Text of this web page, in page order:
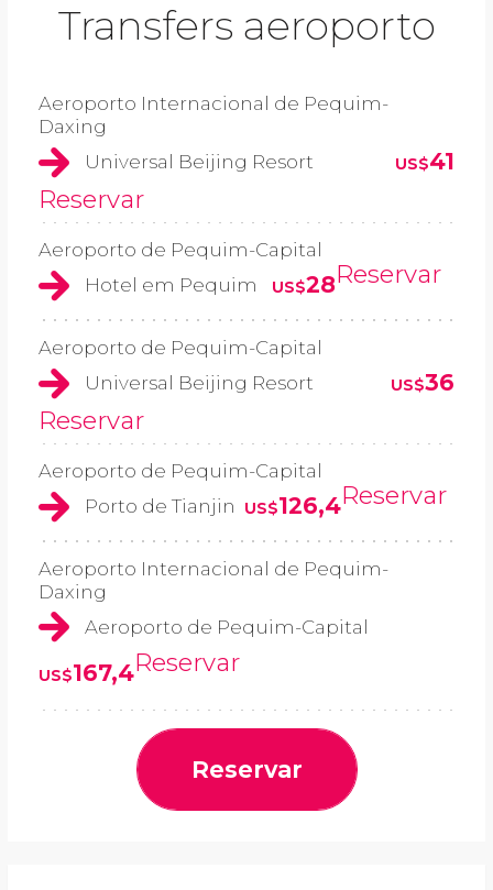
Transfers aeroporto
Aeroporto Internacional de Pequim-
Daxing
Universal Beijing Resort
US$41
Reservar
Aeroporto de Pequim-Capital
Hotel em Pequim
US$28Reservar
Aeroporto de Pequim-Capital
Universal Beijing Resort
US$36
Reservar
Aeroporto de Pequim-Capital
Porto de Tianjin
US$126,4Reservar
Aeroporto Internacional de Pequim-
Daxing
Aeroporto de Pequim-Capital
US$167,4Reservar
Reservar